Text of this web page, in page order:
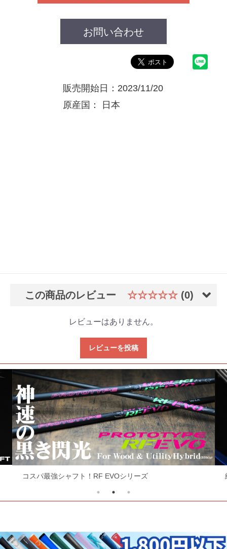
お問い合わせ
販売開始日：2023/11/20
原産国：
日本
この商品のレビュー ☆☆☆☆☆ (0)
レビューはありません。
レビューを投稿
コスパ最強シャフト！RF EVOシリーズ